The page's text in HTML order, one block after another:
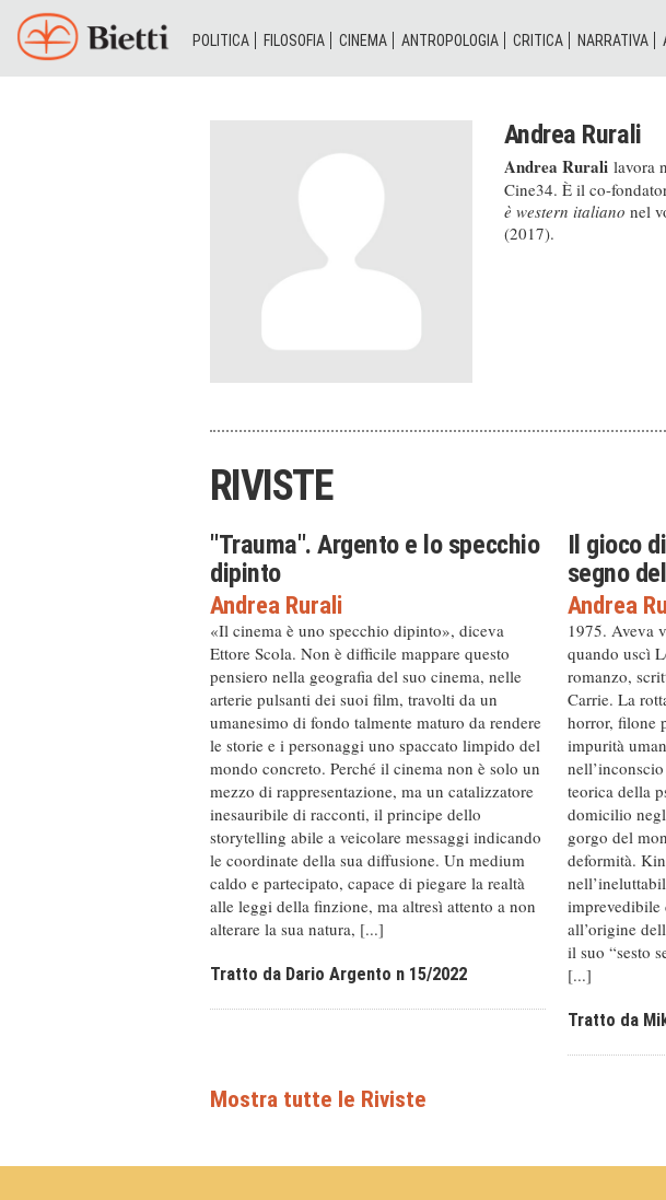
POLITICA FILOSOFIA CINEMA ANTROPOLOGIA CRITICA NARRATIVA
Andrea Rurali
Andrea Rurali lavora
Cine34. È il co-
è western italiano nel
(2017).
RIVISTE
"Trauma". Argento e lo specchio
dipinto
Andrea Rurali
«Il cinema è uno specchio dipinto», diceva
Ettore Scola. Non è difficile mappare questo
pensiero nella geografia del suo cinema, nelle
arterie pulsanti dei suoi film, travolti da un
umanesimo di fondo talmente maturo da rendere
le storie e i personaggi uno spaccato limpido del
mondo concreto. Perché il cinema non è solo un
mezzo di rappresentazione, ma un catalizzatore
inesauribile di racconti, il principe dello
storytelling abile a veicolare messaggi indicando
le coordinate della sua diffusione. Un medium
caldo e partecipato, capace di piegare la realtà
alle leggi della finzione, ma altresì attento a non
alterare la sua natura, [...]
Tratto da Dario Argento n 15/2022
Il gioco
segno
Andrea
1975. Aveva
quando uscì
romanzo,
Carrie. La
horror, filone
impurità
teorica della
domicilio
gorgo del
deformità.
imprevedibile
all’origine
il suo “sesto
[...]
Tratto da